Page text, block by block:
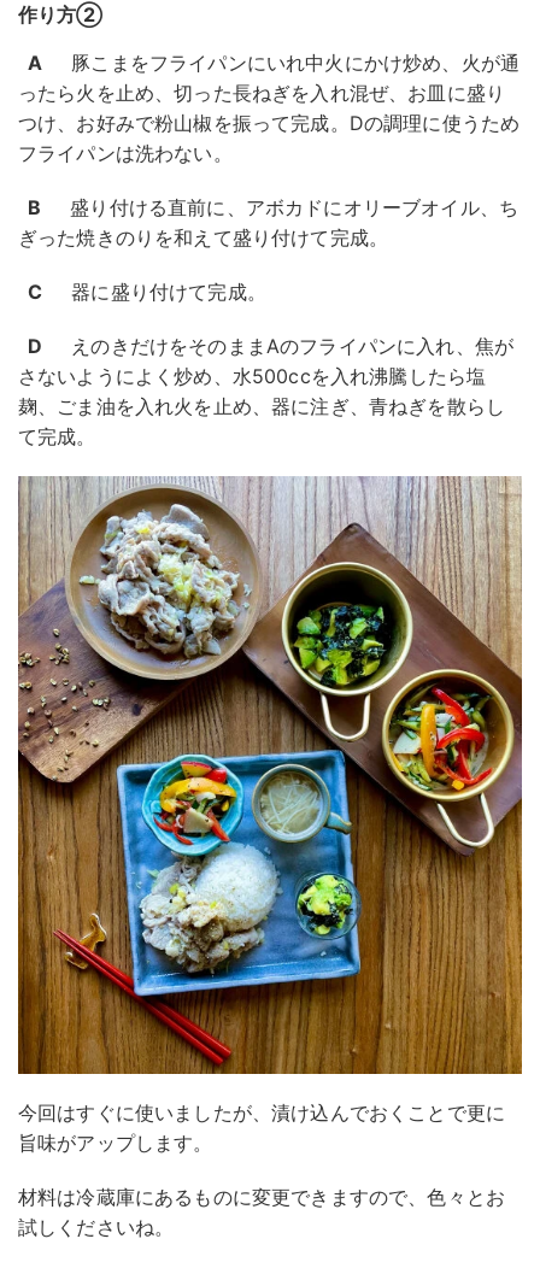
作り方②
A
豚こまをフライパンにいれ中火にかけ炒め、火が通
ったら火を止め、切った長ねぎを入れ混ぜ、お皿に盛り
つけ、お好みで粉山椒を振って完成。Dの調理に使うため
フライパンは洗わない。
B
盛り付ける直前に、アボカドにオリーブオイル、ち
ぎった焼きのりを和えて盛り付けて完成。
C 器に盛り付けて完成。
D
えのきだけをそのままAのフライパンに入れ、焦が
さないようによく炒め、水500ccを入れ沸騰したら塩
麹、ごま油を入れ火を止め、器に注ぎ、青ねぎを散らし
て完成。
今回はすぐに使いましたが、漬け込んでおくことで更に
旨味がアップします。
材料は冷蔵庫にあるものに変更できますので、色々とお
試しくださいね。